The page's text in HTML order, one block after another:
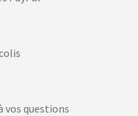
vos questions